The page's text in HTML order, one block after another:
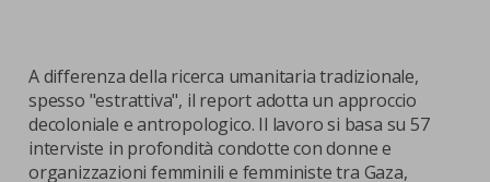
A differenza della ricerca umanitaria tradizionale,
spesso "estrattiva", il report adotta un approccio
decoloniale e antropologico. Il lavoro si basa su 57
interviste in profondità condotte con donne e
organizzazioni femminili e femministe tra Gaza,